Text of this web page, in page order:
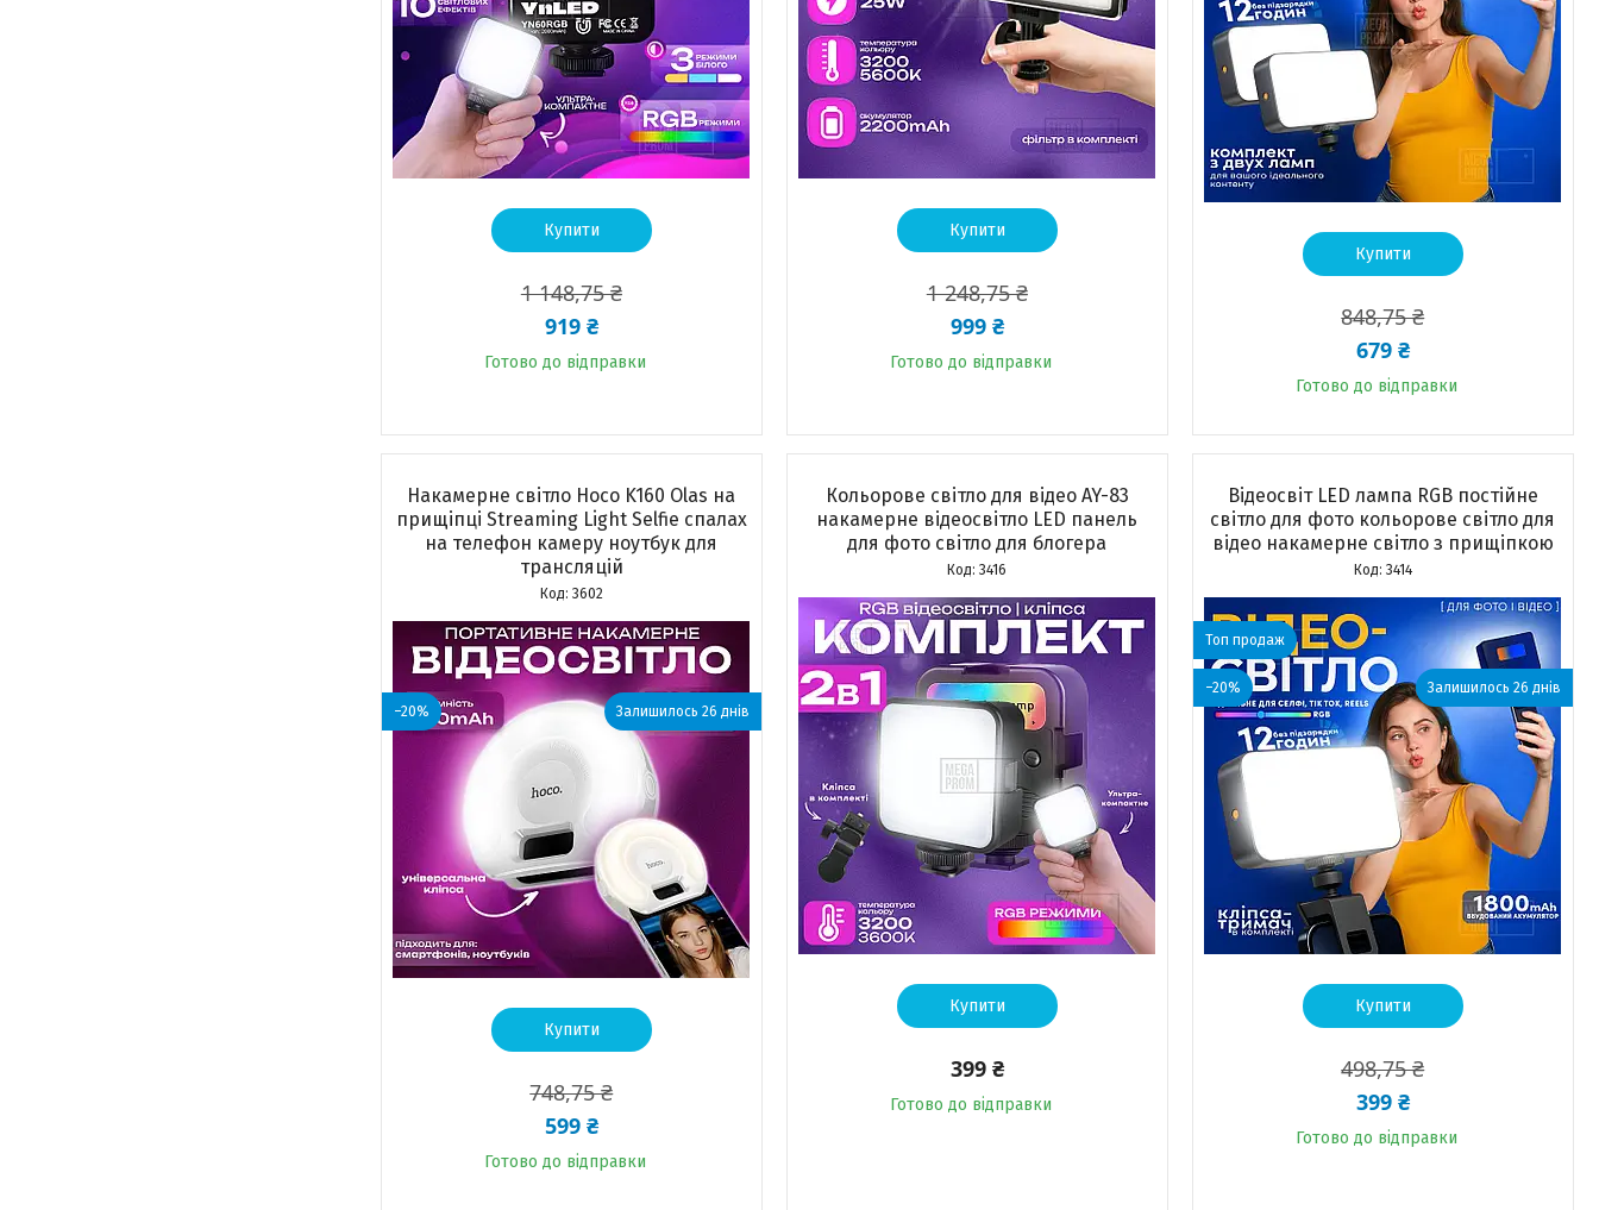
Купити
1 148,75 ₴
919 ₴
Готово до відправки
Купити
1 248,75 ₴
999 ₴
Готово до відправки
Купити
848,75 ₴
679 ₴
Готово до відправки
Накамерне світло Hoco K160 Olas на
прищіпці Streaming Light Selfie спалах
на телефон камеру ноутбук для
трансляцій
3602
–20% Залишилось 26 днів
Купити
748,75 ₴
599 ₴
Готово до відправки
Кольорове світло для відео AY-83
накамерне відеосвітло LED панель
для фото світло для блогера
3416
Купити
399 ₴
Готово до відправки
Відеосвіт LED лампа RGB постійне
світло для фото кольорове світло для
відео накамерне світло з прищіпкою
3414
Топ продаж
–20% Залишилось 26 днів
Купити
498,75 ₴
399 ₴
Готово до відправки